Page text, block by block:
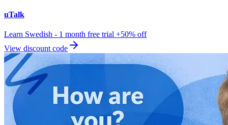
uTalk
Learn Swedish - 1 month free trial +50% off
View discount code